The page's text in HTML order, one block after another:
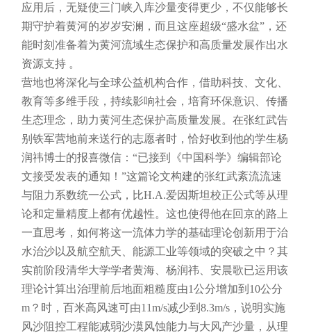
应用后，无疑使三门峡入库沙量变得更少，不仅能够长
期守护着黄河的岁岁安澜，而且这座超级“盛水盆”，还
能时刻准备着为黄河流域生态保护和高质量发展作出水
资源支持 。
营地也将深化与全球公益机构合作，借助科技、文化、
教育等多维手段，持续影响社会，培育环保意识、传播
生态理念，助力黄河生态保护高质量发展。在张红武告
别铁军营地前来送行的志愿者时，恰好收到他的学生杨
润祎博士的报喜微信：“已接到《中国科学》编辑部论
文接受发表的通知！”这篇论文构建的张红武紊流流速
与阻力系数统一公式，比H.A.爱因斯坦校正公式等从理
论和定量精度上都有优越性。这也使得他在回京的路上
一直思考，如何将这一流体力学的基础理论创新用于治
水治沙以及航空航天、能源工业等领域的突破之中？其
实前阶段清华大学学者黄海、杨润祎、安晨歌已运用该
理论计算出治理前后地面粗糙度由1公分增加到10公分
m？时，百米高风速可由11m/s减少到8.3m/s，说明实施
风沙阻控工程能减弱沙漠风蚀能力与大风产沙量，从理